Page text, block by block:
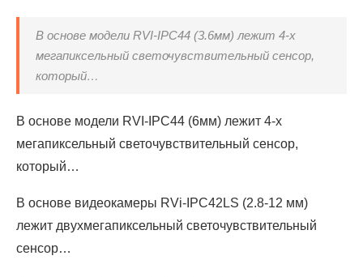
В основе модели RVI-IPC44 (3.6мм) лежит 4-х
мегапиксельный светочувствительный сенсор,
который…
В основе модели RVI-IPC44 (6мм) лежит 4-х
мегапиксельный светочувствительный сенсор,
который…
В основе видеокамеры RVi-IPC42LS (2.8-12 мм)
лежит двухмегапиксельный светочувствительный
сенсор…